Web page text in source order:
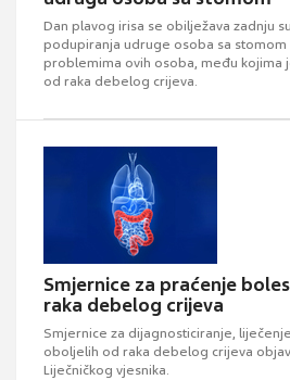
Dan plavog irisa se obilježava zadnju
podupiranja udruge osoba sa
problemima ovih osoba, među kojima
od raka debelog crijeva.
Smjernice za praćenje
raka debelog crijeva
Smjernice za dijagnosticiranje,
oboljelih od raka debelog crijeva
Liječničkog vjesnika.